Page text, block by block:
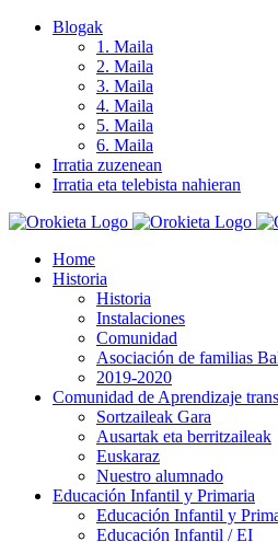
Skip
Blogak
1. Maila
2. Maila
3. Maila
4. Maila
5. Maila
6. Maila
Irratia zuzenean
Irratia eta telebista nahieran
Home
Historia
Historia
Instalaciones
Comunidad
Asociación de familias
2019-2020
Comunidad de Aprendizaje
Sortzaileak Gara
Ausartak eta berritzaileak
Euskaraz
Nuestro alumnado
Educación Infantil y Primaria
Educación Infantil y
Educación Infantil / EI